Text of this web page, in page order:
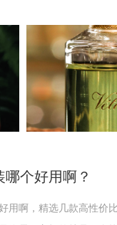
哪个好用啊？
用啊，精选几款高性